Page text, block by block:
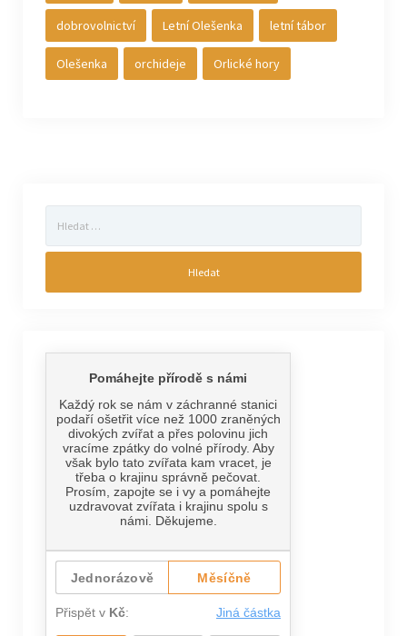
dobrovolnictví Letní Olešenka letní tábor
Olešenka orchideje Orlické hory